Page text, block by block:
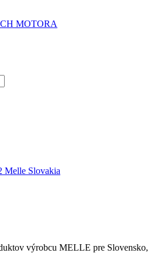
MOTORA
Melle Slovakia
výrobcu MELLE pre Slovensko,